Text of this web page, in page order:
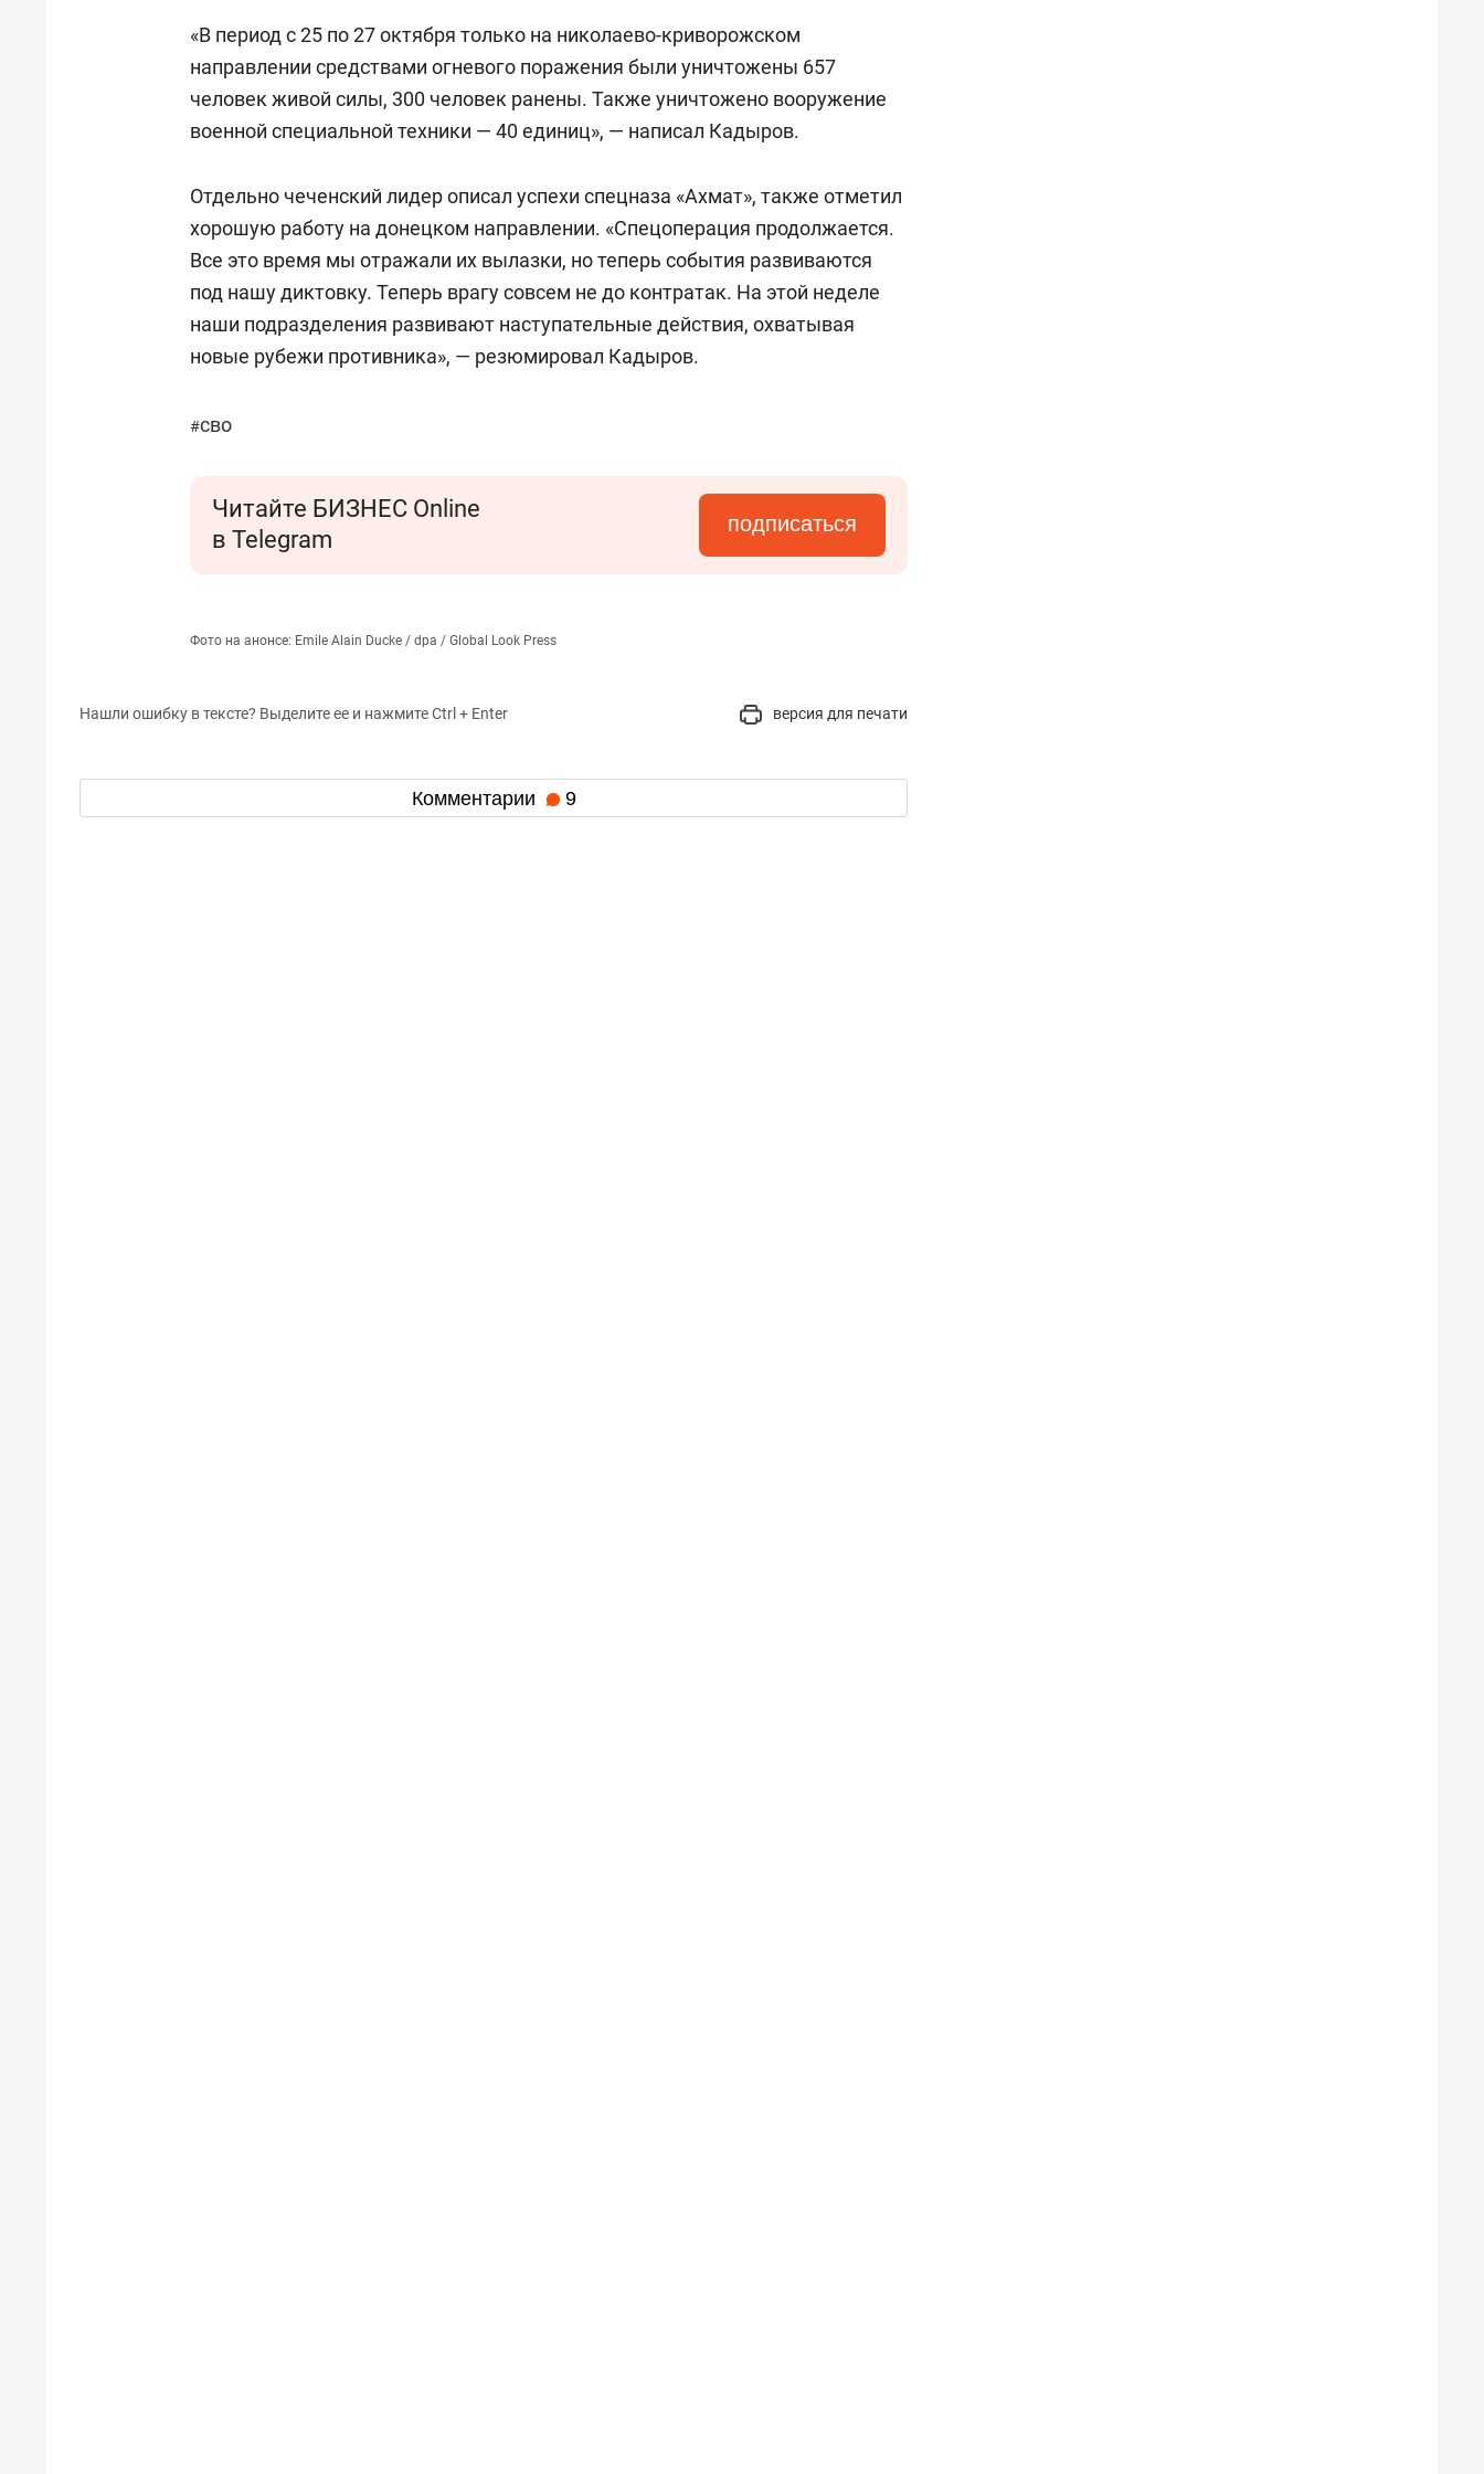
«В период с 25 по 27 октября только на николаево-криворожском
направлении средствами огневого поражения были уничтожены 657
человек живой силы, 300 человек ранены. Также уничтожено вооружение
военной специальной техники — 40 единиц», — написал Кадыров.
Отдельно чеченский лидер описал успехи спецназа «Ахмат», также отметил
хорошую работу на донецком направлении. «Спецоперация продолжается.
Все это время мы отражали их вылазки, но теперь события развиваются
под нашу диктовку. Теперь врагу совсем не до контратак. На этой неделе
наши подразделения развивают наступательные действия, охватывая
новые рубежи противника», — резюмировал Кадыров.
#сво
Читайте БИЗНЕС Online
в Telegram
подписаться
Фото на анонсе: Emile Alain Ducke / dpa / Global Look Press
Нашли ошибку в тексте? Выделите ее и нажмите Ctrl + Enter версия для печати
Комментарии 9